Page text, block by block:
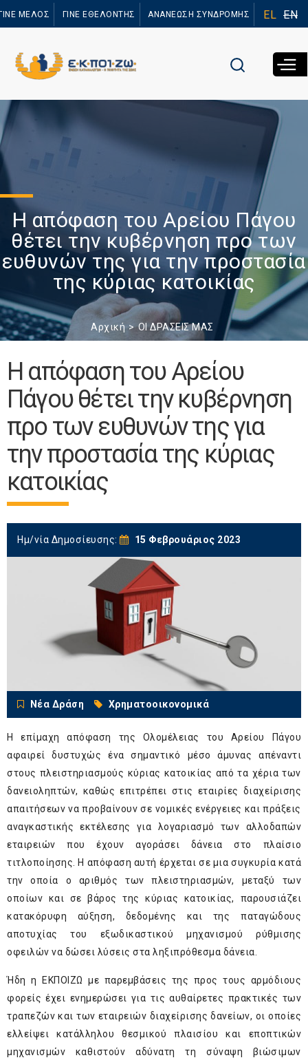
προς το
ΜΕΛΟΣ ΓΙΝΕ ΕΘΕΛΟΝΤΗΣ ΑΝΑΝΕΩΣΗ ΣΥΝΔΡΟΜΗΣ EL EN
Η απόφαση του Αρείου Πάγου
θέτει την κυβέρνηση προ των
ευθυνών της για την προστασία
της κύριας κατοικίας
Αρχική ΟΙ ΔΡΑΣΕΙΣ ΜΑΣ
Η απόφαση του Αρείου
Πάγου θέτει την κυβέρνηση
προ των ευθυνών της για
την προστασία της κύριας
κατοικίας
Ημ/νία Δημοσίευσης: 15 Φεβρουάριος 2023
Νέα Δράση Χρηματοοικονομικά
Η επίμαχη απόφαση της Ολομέλειας του Αρείου Πάγου
αφαιρεί δυστυχώς ένα σημαντικό μέσο άμυνας απέναντι
στους πλειστηριασμούς κύριας κατοικίας από τα χέρια των
δανειοληπτών, καθώς επιτρέπει στις εταιρίες διαχείρισης
απαιτήσεων να προβαίνουν σε νομικές ενέργειες και πράξεις
αναγκαστικής εκτέλεσης για λογαριασμό των αλλοδαπών
εταιρειών που έχουν αγοράσει δάνεια στο πλαίσιο
τιτλοποίησης. Η απόφαση αυτή έρχεται σε μια συγκυρία κατά
την οποία ο αριθμός των πλειστηριασμών, μεταξύ των
οποίων και σε βάρος της κύριας κατοικίας, παρουσιάζει
κατακόρυφη αύξηση, δεδομένης και της παταγώδους
αποτυχίας του εξωδικαστικού μηχανισμού ρύθμισης
οφειλών να δώσει λύσεις στα ληξιπρόθεσμα δάνεια.
Ήδη η ΕΚΠΟΙΖΩ με παρεμβάσεις της προς τους αρμόδιους
φορείς έχει ενημερώσει για τις αυθαίρετες πρακτικές των
τραπεζών και των εταιρειών διαχείρισης δανείων, οι οποίες
ελλείψει κατάλληλου θεσμικού πλαισίου και εποπτικών
μηχανισμών καθιστούν αδύνατη τη σύναψη βιώσιμων